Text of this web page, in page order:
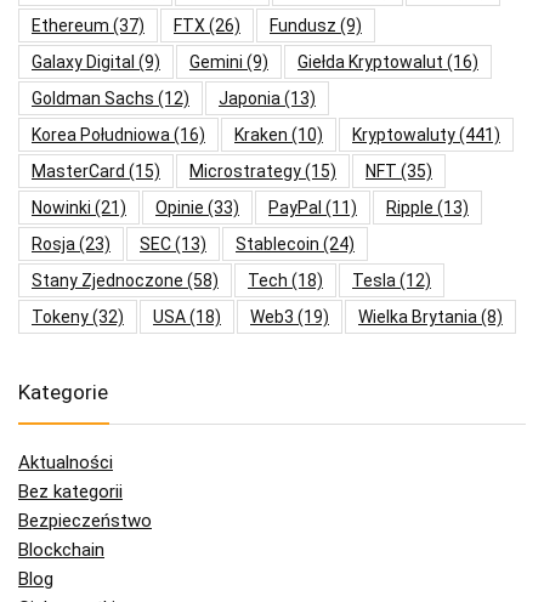
Ethereum (37) FTX (26) Fundusz (9)
Galaxy Digital (9) Gemini (9) Giełda Kryptowalut (16)
Goldman Sachs (12) Japonia (13)
Korea Południowa (16) Kraken (10) Kryptowaluty(441)
MasterCard (15) Microstrategy(15) NFT (35)
Nowinki (21) Opinie (33) PayPal (11) Ripple (13)
Rosja (23) SEC(13) Stablecoin (24)
Stany Zjednoczone (58) Tech (18) Tesla (12)
Tokeny(32) USA(18) Web3 (19) Wielka Brytania (8)
Kategorie
Aktualności
Bez kategorii
Bezpieczeństwo
Blockchain
Blog